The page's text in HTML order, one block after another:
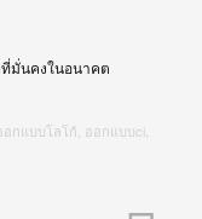
มั่นคงในอนาคต
อกแบบโลโก้ ออกแบบci